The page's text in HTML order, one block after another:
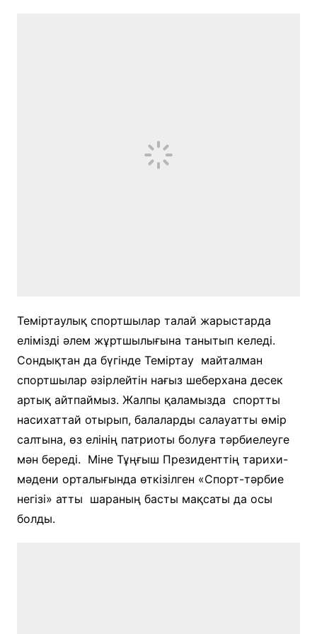
Теміртаулық спортшылар талай жарыстарда
елімізді әлем жұртшылығына танытып келеді.
Сондықтан да бүгінде Теміртау майталман
спортшылар әзірлейтін нағыз шеберхана десек
артық айтпаймыз. Жалпы қаламызда спортты
насихаттай отырып, балаларды салауатты өмір
салтына, өз елінің патриоты болуға тәрбиелеуге
мән береді. Міне Тұңғыш Президенттің тарихи-
мәдени орталығында өткізілген «Спорт-тәрбие
негізі» атты шараның басты мақсаты да осы
болды.